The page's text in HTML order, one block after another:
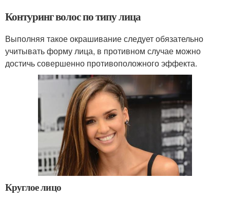
Контуринг волос по типу лица
Выполняя такое окрашивание следует обязательно
учитывать форму лица, в противном случае можно
достичь совершенно противоположного эффекта.
Круглое лицо